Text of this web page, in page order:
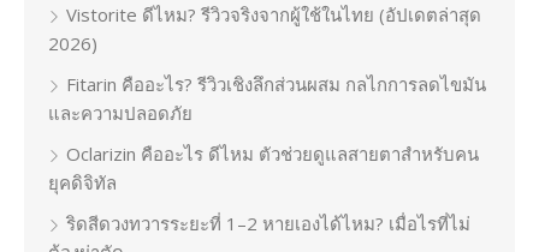
Vistorite ดีไหม? รีวิวจริงจากผู้ใช้ในไทย (อัปเดตล่าสุด
2026)
Fitarin คืออะไร? รีวิวเชิงลึกส่วนผสม กลไกการลดไขมัน
และความปลอดภัย
Oclarizin คืออะไร ดีไหม ตัวช่วยดูแลสายตาสำหรับคน
ยุคดิจิทัล
ริดสีดวงทวารระยะที่ 1–2 หายเองได้ไหม? เมื่อไรที่ไม่